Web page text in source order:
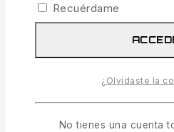
Recuérdame
¿Olvidaste la
No tienes una cuenta